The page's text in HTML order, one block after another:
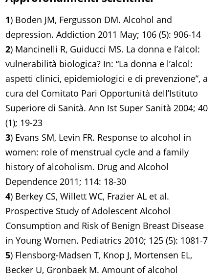
1) Boden JM, Fergusson DM. Alcohol and
depression. Addiction 2011 May; 106 (5): 906-14
2) Mancinelli R, Guiducci MS. La donna e l’alcol:
vulnerabilità biologica? In: “La donna e l’alcol:
aspetti clinici, epidemiologici e di prevenzione”, a
cura del Comitato Pari Opportunità dell’Istituto
Superiore di Sanità. Ann Ist Super Sanità 2004; 40
(1); 19-23
3) Evans SM, Levin FR. Response to alcohol in
women: role of menstrual cycle and a family
history of alcoholism. Drug and Alcohol
Dependence 2011; 114: 18-30
4) Berkey CS, Willett WC, Frazier AL et al.
Prospective Study of Adolescent Alcohol
Consumption and Risk of Benign Breast Disease
in Young Women. Pediatrics 2010; 125 (5): 1081-7
5) Flensborg-Madsen T, Knop J, Mortensen EL,
Becker U, Gronbaek M. Amount of alcohol